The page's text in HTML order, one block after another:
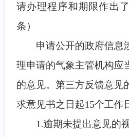
请办理程序和期限作出
条）
申请公开的政府信息
理申请的气象主管机构应
的意见。第三方反馈意见
求意见书之日起15个工作
1.逾期未提出意见的视